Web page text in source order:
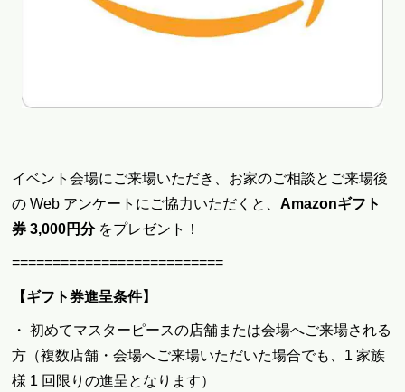
イベント会場にご来場いただき、お家のご相談とご来場後
の Web アンケートにご協力いただくと、Amazonギフト
券3,000円分 をプレゼント！
==========================
【ギフト券進呈条件】
・ 初めてマスターピースの店舗または会場へご来場される
方（複数店舗・会場へご来場いただいた場合でも、1 家族
様 1 回限りの進呈となります）